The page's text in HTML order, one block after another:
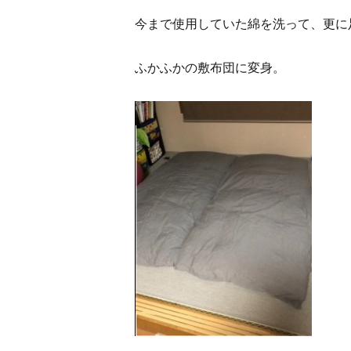
今まで使用していた綿を洗って、更
ふかふかの敷布団に変身。